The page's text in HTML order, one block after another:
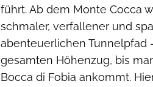
führt. Ab dem Monte Cocca
schmaler, verfallener und
abenteuerlichen Tunnelpfad
gesamten Höhenzug, bis
Bocca di Fobia ankommt.